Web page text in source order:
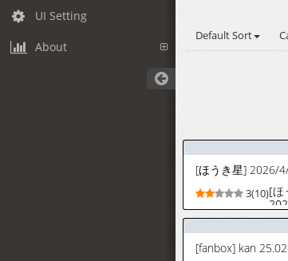
UI Setting
About
Default Sort
3(10)[ほ
と
[fanbox] kan